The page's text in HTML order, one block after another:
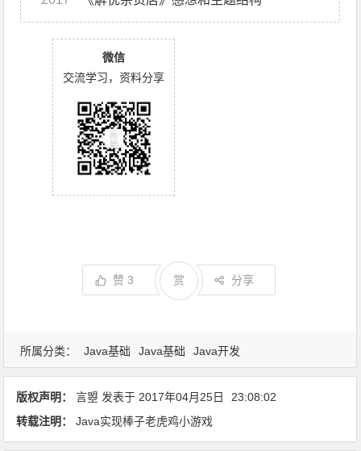
微信
交流学习，资料分享
赞3 分享
赏
所属分类： Java基础 Java基础 Java开发
版权声明： 言曌 发表于 2017年04月25日
23:08:02
转载注明：
Java实现棒子老虎鸡小游戏